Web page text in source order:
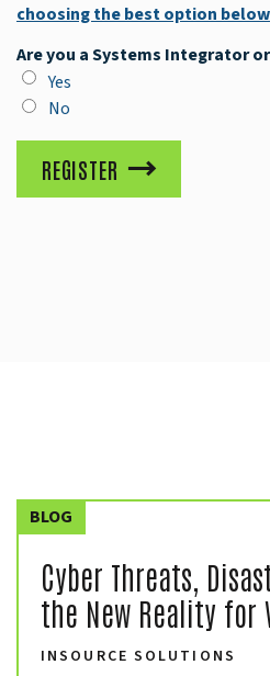
choosing the best option below
Are you a Systems Integrator
Yes
No
REGISTER
BLOG
Cyber Threats,
the New Reality
INSOURCE SOLUTIONS